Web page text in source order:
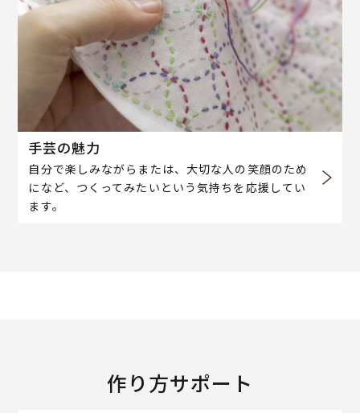
手芸の魅力
自分で楽しみながらまたは、大切な人の笑顔のため
になど、つくってみたいという気持ちを応援してい
ます。
作り方サポート